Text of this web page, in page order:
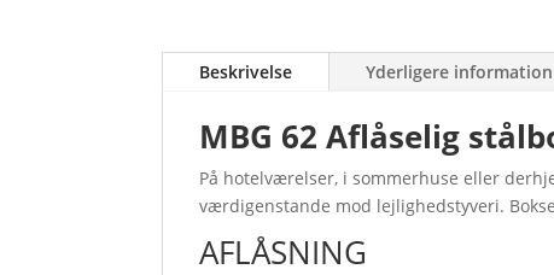
Beskrivelse Yderligere information
MBG 62 Aflåselig
På hotelværelser, i sommerhuse eller
værdigenstande mod lejlighedstyveri.
AFLÅSNING